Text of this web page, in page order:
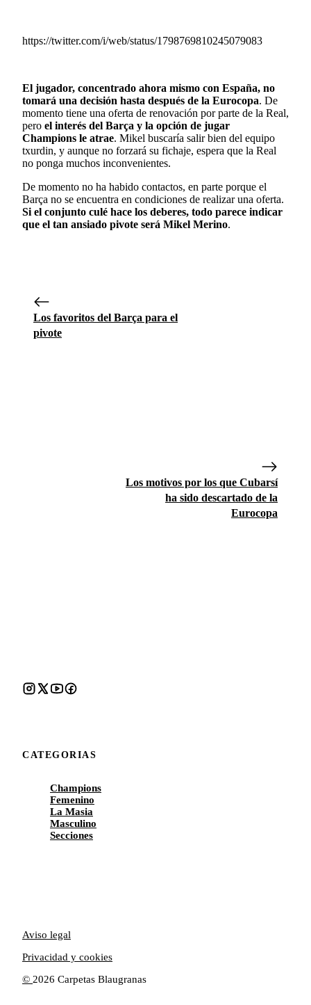
https://twitter.com/i/web/status/1798769810245079083
El jugador, concentrado ahora mismo con España, no
tomará una decisión hasta después de la Eurocopa. De
momento tiene una oferta de renovación por parte de la Real,
pero el interés del Barça y la opción de jugar
Champions le atrae. Mikel buscaría salir bien del equipo
txurdin, y aunque no forzará su fichaje, espera que la Real
no ponga muchos inconvenientes.
De momento no ha habido contactos, en parte porque el
Barça no se encuentra en condiciones de realizar una oferta.
Si el conjunto culé hace los deberes, todo parece indicar
que el tan ansiado pivote será Mikel Merino.
Los favoritos del Barça para el
pivote
Los motivos por los que Cubarsí
ha sido descartado de la
Eurocopa
CATEGORIAS
Champions
Femenino
La Masia
Masculino
Secciones
© 2026 Carpetas Blaugranas
Aviso legal
Privacidad y cookies